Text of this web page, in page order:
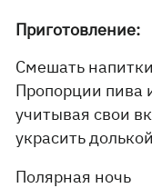
Приготовление:
Смешать
Пропорции пива
учитывая свои
украсить
Полярная ночь